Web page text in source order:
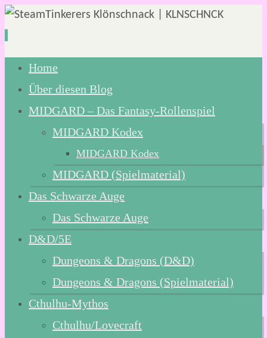
Zum
Inhalt
springen
Home
Über diesen Blog
MIDGARD – Das Fantasy-Rollenspiel
MIDGARD Kodex
MIDGARD Kodex
MIDGARD (Spielmaterial)
Das Schwarze Auge
Das Schwarze Auge
D&D/5E
Dungeons & Dragons (D&D)
Dungeons & Dragons (Spielmaterial)
Cthulhu-Mythos
Cthulhu/Lovecraft